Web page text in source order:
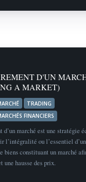
D'UN
A MARKET)
TRADING
FINANCIERS
d’un marché est une stratégie
l’intégralité ou l’essentiel
biens constituant un marché
une hausse des prix.